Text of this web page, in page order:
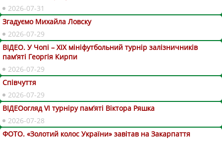
2026-07-31
Згадуємо Михайла Ловску
2026-07-29
ВІДЕО. У Чопі – ХІХ мініфутбольний турнір залізничників
пам’яті Георгія Кирпи
2026-07-29
Співчуття
2026-07-29
ВІДЕОогляд VІ турніру пам’яті Віктора Ряшка
2026-07-28
ФОТО. «Золотий колос України» завітав на Закарпаття